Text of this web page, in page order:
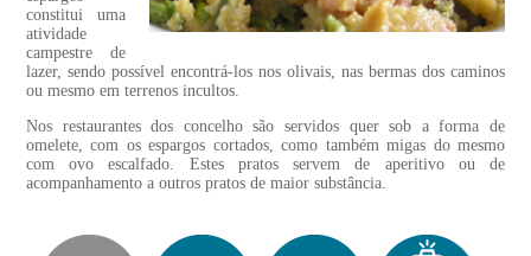
constitui uma
atividade
campestre de
lazer, sendo possível encontrá-los nos olivais, nas bermas dos caminos
ou mesmo em terrenos incultos.
Nos restaurantes dos concelho são servidos quer sob a forma de
omelete, com os espargos cortados, como também migas do mesmo
com ovo escalfado. Estes pratos servem de aperitivo ou de
acompanhamento a outros pratos de maior substância.